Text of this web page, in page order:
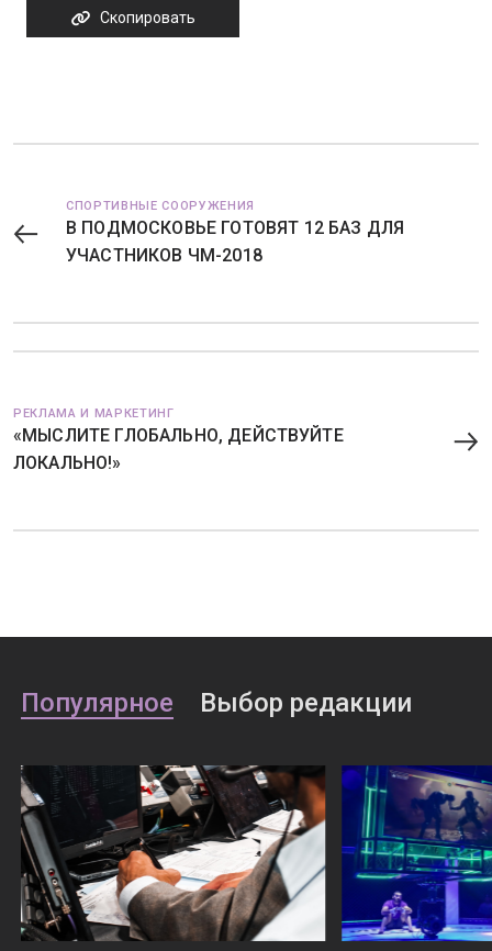
Скопировать
СПОРТИВНЫЕ СООРУЖЕНИЯ
В ПОДМОСКОВЬЕ ГОТОВЯТ 12 БАЗ ДЛЯ
УЧАСТНИКОВ ЧМ-2018
РЕКЛАМА И МАРКЕТИНГ
«МЫСЛИТЕ ГЛОБАЛЬНО, ДЕЙСТВУЙТЕ
ЛОКАЛЬНО!»
Популярное Выбор редакции